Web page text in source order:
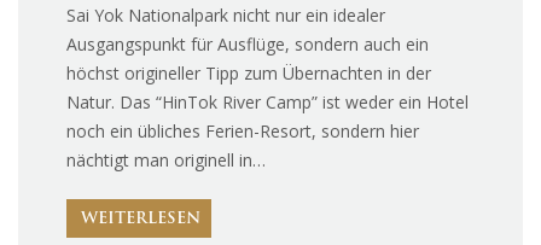
Sai Yok Nationalpark nicht nur ein idealer
Ausgangspunkt für Ausflüge, sondern auch ein
höchst origineller Tipp zum Übernachten in der
Natur. Das “HinTok River Camp” ist weder ein Hotel
noch ein übliches Ferien-Resort, sondern hier
nächtigt man originell in…
WEITERLESEN